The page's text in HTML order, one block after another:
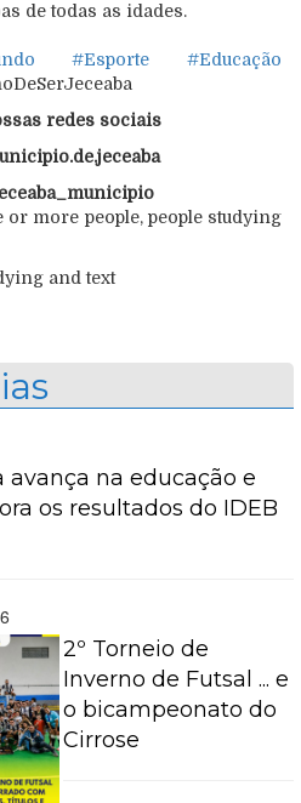
de todas as idades.
#Esporte
#Educação
redes sociais
avança na educação e
os resultados do IDEB
2º Torneio de
Inverno de Futsal ... e
o bicampeonato do
Cirrose